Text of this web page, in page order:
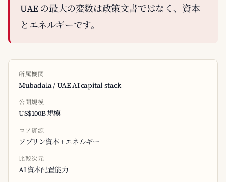
UAE の最大の変数は政策文書ではなく、資本
とエネルギーです。
所属機関
Mubadala / UAE AI capital stack
公開規模
US$100B 規模
コア資源
ソブリン資本 + エネルギー
比較次元
AI 資本配置能力